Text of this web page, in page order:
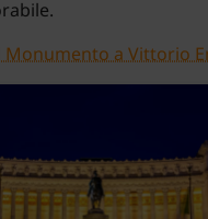
a Vittorio